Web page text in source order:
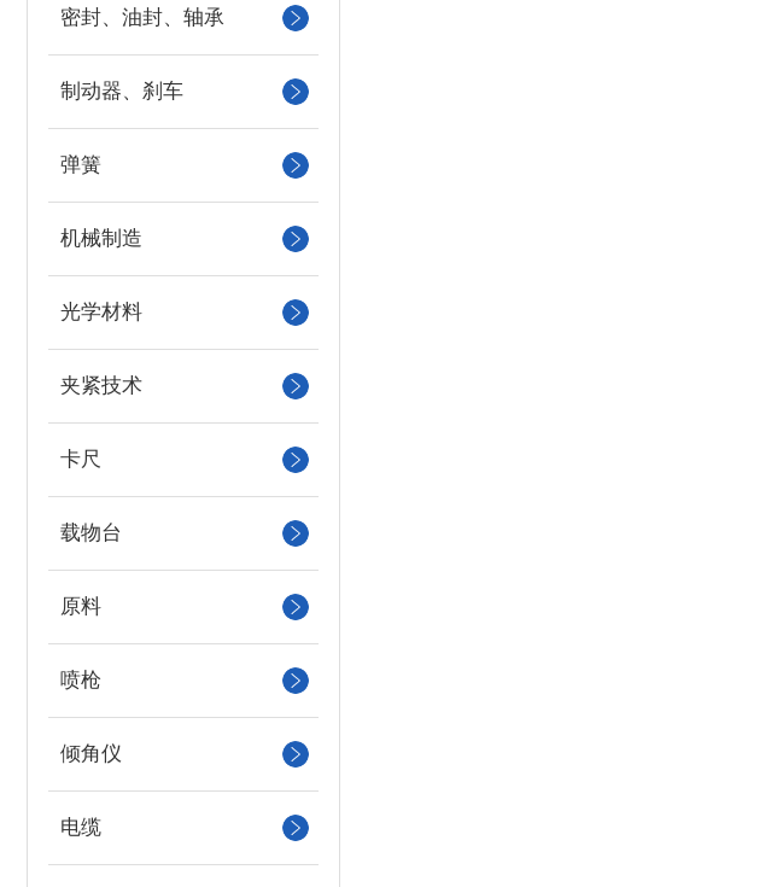
密封、油封、轴承
制动器、刹车
弹簧
机械制造
光学材料
夹紧技术
卡尺
载物台
原料
喷枪
倾角仪
电缆